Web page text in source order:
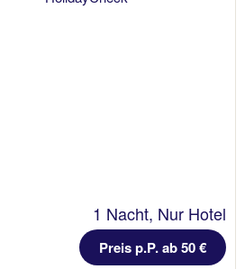
1 Nacht, Nur Hotel
Preis p.P. ab 50 €